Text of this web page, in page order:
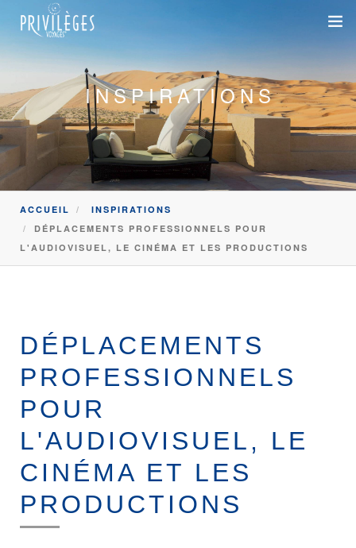
DESTINATIONS
CROISIÈRES
INSPIRATIONS
DEVIS 100% SUR-MESURE
+33 1 47 20 36 59
SAVOIR-FAIRE
DÉPLACEMENTS PROFESSIONNELS
MICE
TOUR OPERATING
INSPIRATIONS
ACCUEIL
INSPIRATIONS
DÉPLACEMENTS PROFESSIONNELS POUR
L'AUDIOVISUEL, LE CINÉMA ET LES PRODUCTIONS
DÉPLACEMENTS
PROFESSIONNELS
POUR
L'AUDIOVISUEL, LE
CINÉMA ET LES
PRODUCTIONS